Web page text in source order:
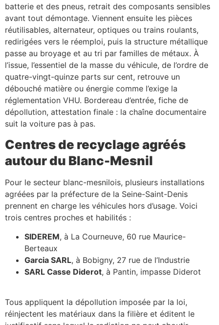
batterie et des pneus, retrait des composants sensibles
avant tout démontage. Viennent ensuite les pièces
réutilisables, alternateur, optiques ou trains roulants,
redirigées vers le réemploi, puis la structure métallique
passe au broyage et au tri par familles de métaux. À
l’issue, l’essentiel de la masse du véhicule, de l’ordre de
quatre-vingt-quinze parts sur cent, retrouve un
débouché matière ou énergie comme l’exige la
réglementation VHU. Bordereau d’entrée, fiche de
dépollution, attestation finale : la chaîne documentaire
suit la voiture pas à pas.
Centres de recyclage agréés
autour du Blanc-Mesnil
Pour le secteur blanc-mesnilois, plusieurs installations
agréées par la préfecture de la Seine-Saint-Denis
prennent en charge les véhicules hors d’usage. Voici
trois centres proches et habilités :
SIDEREM, à La Courneuve, 60 rue Maurice-
Berteaux
Garcia SARL, à Bobigny, 27 rue de l’Industrie
SARL Casse Diderot, à Pantin, impasse Diderot
Tous appliquent la dépollution imposée par la loi,
réinjectent les matériaux dans la filière et éditent le